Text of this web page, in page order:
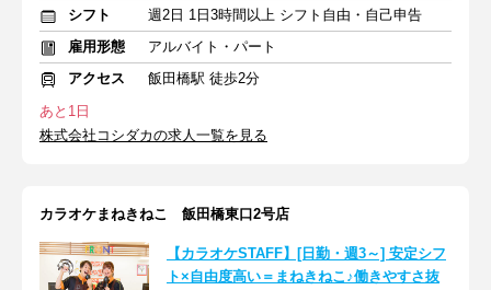
シフト
週2日 1日3時間以上 シフト自由・自己申告
雇用形態
アルバイト・パート
アクセス
飯田橋駅 徒歩2分
あと1日
株式会社コシダカの求人一覧を見る
カラオケまねきねこ 飯田橋東口2号店
【カラオケSTAFF】[日勤・週3～] 安定シフ
ト×自由度高い＝まねきねこ♪働きやすさ抜